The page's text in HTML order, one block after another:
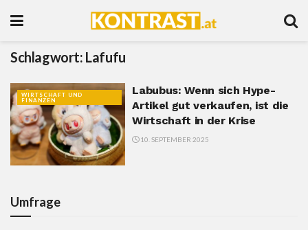
Schlagwort: Lafufu
WIRTSCHAFT UND
FINANZEN
Labubus: Wenn sich Hype-
Artikel gut verkaufen, ist die
Wirtschaft in der Krise
10. SEPTEMBER 2025
Umfrage